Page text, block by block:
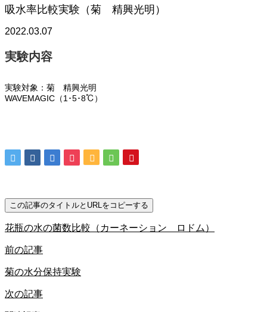
吸水率比較実験（菊 精興光明）
2022.03.07
実験内容
実験対象：菊 精興光明
WAVEMAGIC（1･5･8℃）
この記事のタイトルとURLをコピーする
花瓶の水の菌数比較（カーネーション ロドム）
前の記事
菊の水分保持実験
次の記事